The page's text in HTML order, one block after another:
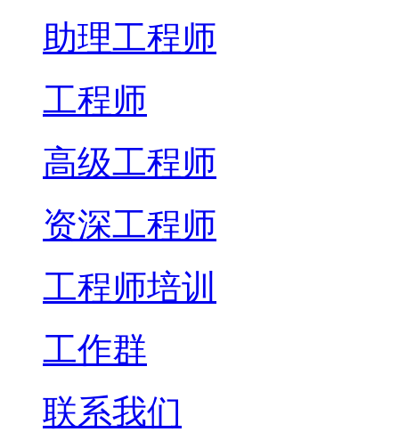
助理工程师
工程师
高级工程师
资深工程师
工程师培训
工作群
联系我们